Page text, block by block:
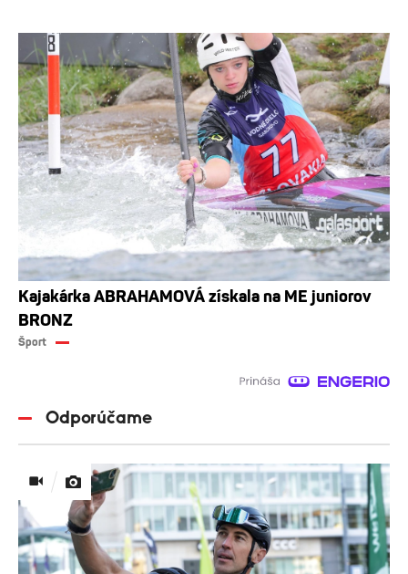
Kajakárka ABRAHAMOVÁ získala na ME juniorov
BRONZ
Šport
Odporúčame